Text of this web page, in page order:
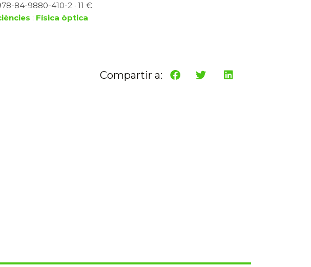
84-9880-410-2 · 11 €
: Física òptica
Compartir a: